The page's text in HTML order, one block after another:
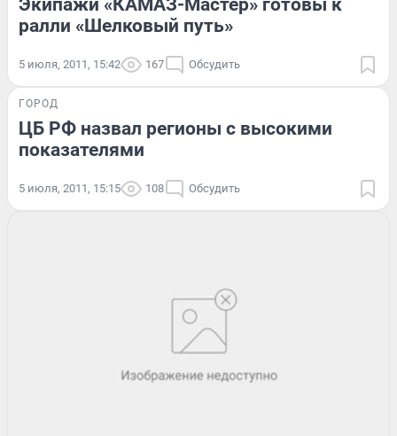
ралли «Шелковый путь»
5 июля, 2011, 15:42 167 Обсудить
ГОРОД
ЦБ РФ назвал регионы с высокими
показателями
5 июля, 2011, 15:15 108 Обсудить